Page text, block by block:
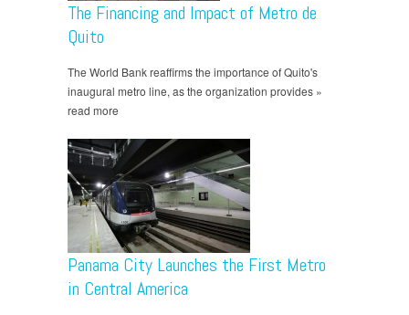
The Financing and Impact of Metro de
Quito
The World Bank reaffirms the importance of Quito's
inaugural metro line, as the organization provides »
read more
Panama City Launches the First Metro
in Central America